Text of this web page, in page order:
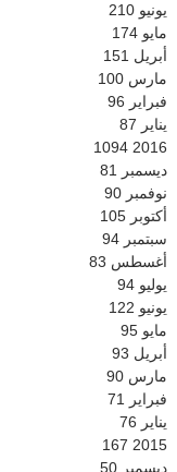
يونيو 210
مايو 174
أبريل 151
مارس 100
فبراير 96
يناير 87
2016
1094
ديسمبر 81
نوفمبر 90
أكتوبر 105
سبتمبر 94
أغسطس 83
يوليو 94
يونيو 122
مايو 95
أبريل 93
مارس 90
فبراير 71
يناير 76
2015
167
ديسمبر 50